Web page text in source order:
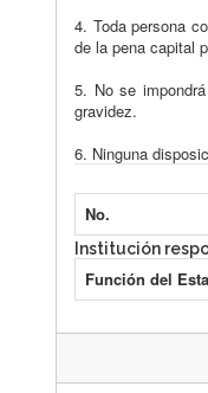
4. Toda persona
de la pena capital
5. No se
gravidez.
6. Ninguna
No.
Institución
Función del